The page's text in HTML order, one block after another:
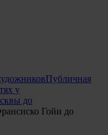
Публичная
у
до
Гойи до